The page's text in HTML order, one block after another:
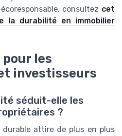
consultez cet
la durabilité en immobilier
pour les
investisseurs
séduit-elle les
?
durable attire de plus en plus